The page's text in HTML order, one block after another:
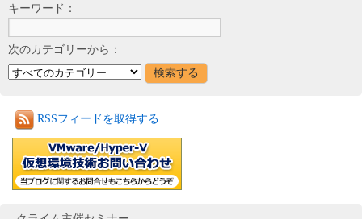
キーワード：
次のカテゴリーから：
RSSフィードを取得する